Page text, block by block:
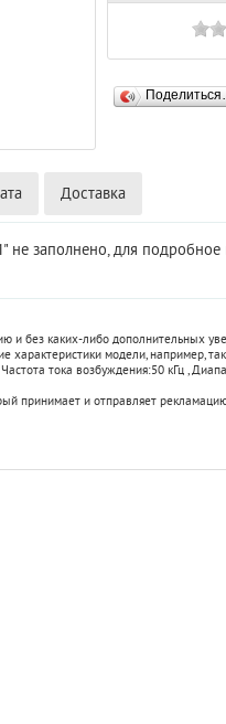
Доставка
не заполнено, для
и без каких-либо дополнительных
характеристики модели, например,
Частота тока возбуждения:50 кГц ,
принимает и отправляет